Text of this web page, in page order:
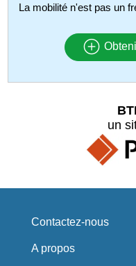
La mobilité n'est pas un
un
Contactez-nous
A propos